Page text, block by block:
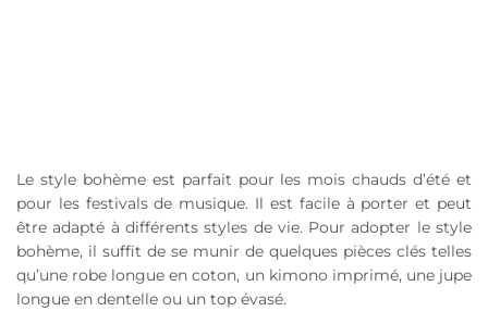
Le style bohème est parfait pour les mois chauds d’été et
pour les festivals de musique. Il est facile à porter et peut
être adapté à différents styles de vie. Pour adopter le style
bohème, il suffit de se munir de quelques pièces clés telles
qu’une robe longue en coton, un kimono imprimé, une jupe
longue en dentelle ou un top évasé.